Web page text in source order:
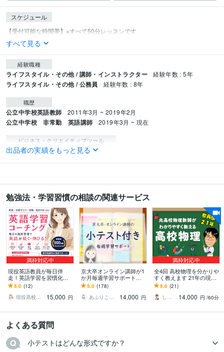
スケジュール
すべて見る
経験職種
ライフスタイル・その他 / 講師・インストラクター 経験年数 : 5年
ライフスタイル・その他 / 公務員 経験年数 : 8年
職歴
公立中学校英語教師 2011年3月 ~ 2019年2月
公立中学校 非常勤 英語講師 2019年3月 ~ 現在
ビジネス・クリエイティブツール
Excel:13年Google サイト:13年Google スプレッドシート:2年
オンラインレッスン・習い事 中学英語オンライン家庭教師
教育業界
学歴
東京外国語大学 2007年3月 ~ 2011年2月
語学力
英語 日常会話レベル
タイ語 日常会話レベル
出品者の実績をもっと見る
勉強法・学習習慣の相談の関連サービス
満枠対応中
現役英語教員が毎日伴
走！英語学習を習慣化し
ます 「続かないを続くに
変える」毎日の進捗管理
で学習を習慣化します
5.0 (12)
現役高校教員shoko
15,000 円
京大卒オンライン講師が1
か月毎週学習サポートし
ます 小テストも行う充実
サポートコース
5.0 (178)
あぷりこっと・学習支援
14,000 円
満枠対応中
全4回 高校物理を分かりや
すく教えます 21年の現場
経験の知見で理科の本質
を徹底的に深掘りしま
す。
5.0 (21)
しん先生 高校物理指導歴21年
14,000 円 /60分
よくある質問
小テストはどんな形式ですか？